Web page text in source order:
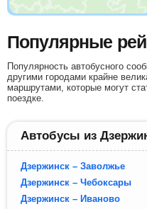
Популярные
Популярность автобусного
другими городами крайне
маршрутами, которые могут
поездке.
Автобусы из
Дзержинск – Заволжье
Дзержинск – Чебоксары
Дзержинск – Иваново